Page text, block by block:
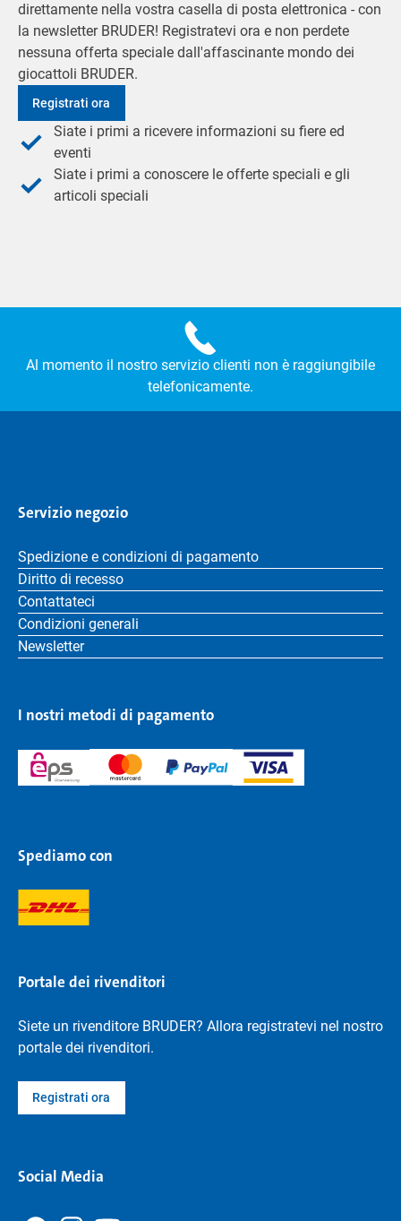
direttamente nella vostra casella di posta elettronica - con
la newsletter BRUDER! Registratevi ora e non perdete
nessuna offerta speciale dall'affascinante mondo dei
giocattoli BRUDER.
Registrati ora
Siate i primi a ricevere informazioni su fiere ed
eventi
Siate i primi a conoscere le offerte speciali e gli
articoli speciali
Al momento il nostro servizio clienti non è raggiungibile
telefonicamente.
Servizio negozio
Spedizione e condizioni di pagamento
Diritto di recesso
Contattateci
Condizioni generali
Newsletter
I nostri metodi di pagamento
Spediamo con
Portale dei rivenditori
Siete un rivenditore BRUDER? Allora registratevi nel nostro
portale dei rivenditori.
Registrati ora
Social Media